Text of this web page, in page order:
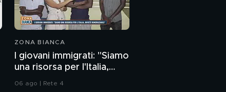
ZONA BIANCA
I giovani immigrati: "Siamo
una risorsa per l'Italia,
dovete ringraziarci"
06 ago | Rete 4